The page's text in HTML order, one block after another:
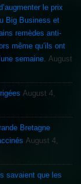
le prix
Big Business et
remèdes anti-
même qu’ils ont
semaine. August
August 4,
Bretagne
August 4,
savaient que les